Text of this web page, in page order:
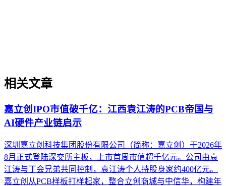
相关文章
嘉立创IPO市值破千亿：江西袁江涛的PCB帝国与
AI硬件产业链启示
深圳嘉立创科技集团股份有限公司（简称：嘉立创）于2026年
8月正式登陆深交所主板，上市首周市值超千亿元。公司由袁
江涛与丁会兄弟共同控制，袁江涛个人持股身家约400亿元。
嘉立创从PCB样板打样起家，整合立创商城与中信华，构建年